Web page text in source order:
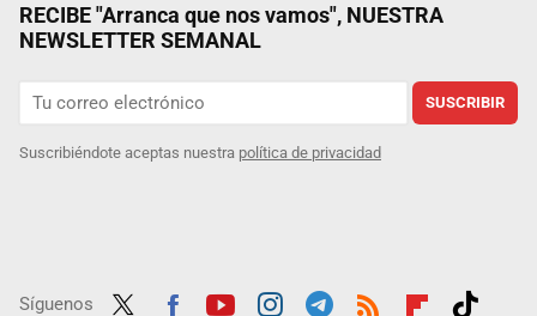
RECIBE "Arranca que nos vamos", NUESTRA
NEWSLETTER SEMANAL
SUSCRIBIR
Suscribiéndote aceptas nuestra política de privacidad
Síguenos